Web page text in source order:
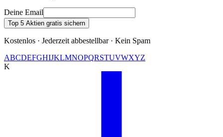
Deine Email
Top 5 Aktien gratis sichern
Kostenlos · Jederzeit abbestellbar · Kein Spam
ABCDEFGHIJKLMNOPQRSTUVWXYZ
K